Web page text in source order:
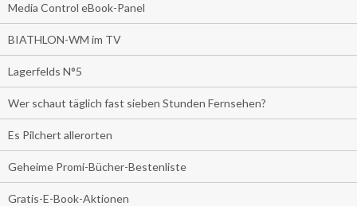
Media Control eBook-Panel
BIATHLON-WM im TV
Lagerfelds N°5
Wer schaut täglich fast sieben Stunden Fernsehen?
Es Pilchert allerorten
Geheime Promi-Bücher-Bestenliste
Gratis-E-Book-Aktionen